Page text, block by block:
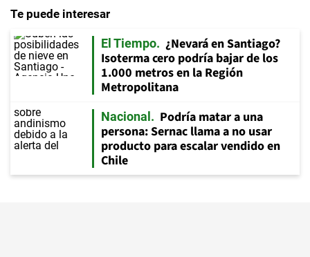
Te puede interesar
El Tiempo
¿Nevará en Santiago?
Isoterma cero podría bajar de los
1.000 metros en la Región
Metropolitana
Nacional
Podría matar a una
persona: Sernac llama a no usar
producto para escalar vendido en
Chile